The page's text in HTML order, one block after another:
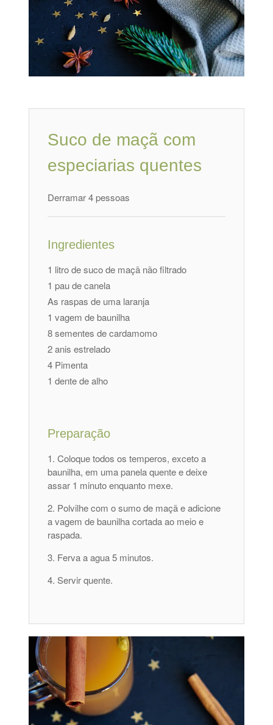
Suco de maçã com
especiarias quentes
Derramar 4 pessoas
Ingredientes
1 litro de suco de maçã não filtrado
1 pau de canela
As raspas de uma laranja
1 vagem de baunilha
8 sementes de cardamomo
2 anis estrelado
4 Pimenta
1 dente de alho
Preparação
Coloque todos os temperos, exceto a
baunilha, em uma panela quente e deixe
assar 1 minuto enquanto mexe.
Polvilhe com o sumo de maçã e adicione
a vagem de baunilha cortada ao meio e
raspada.
Ferva a agua 5 minutos.
Servir quente.